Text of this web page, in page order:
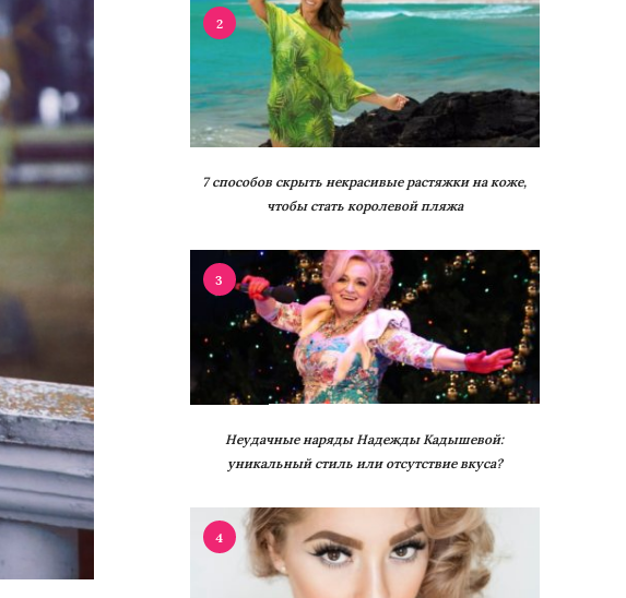
2
7 способов скрыть некрасивые растяжки на коже,
чтобы стать королевой пляжа
3
Неудачные наряды Надежды Кадышевой:
уникальный стиль или отсутствие вкуса?
4